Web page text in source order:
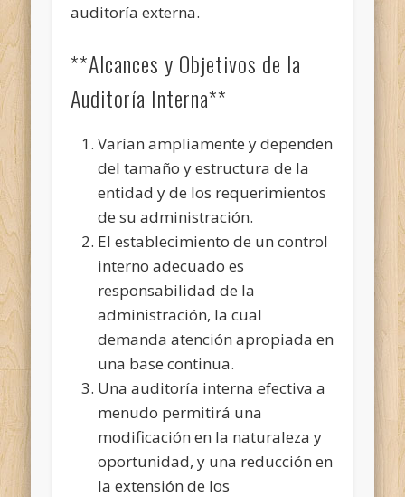
auditoría externa.
**Alcances y Objetivos de la
Auditoría Interna**
Varían ampliamente y dependen
del tamaño y estructura de la
entidad y de los requerimientos
de su administración.
El establecimiento de un control
interno adecuado es
responsabilidad de la
administración, la cual
demanda atención apropiada en
una base continua.
Una auditoría interna efectiva a
menudo permitirá una
modificación en la naturaleza y
oportunidad, y una reducción en
la extensión de los